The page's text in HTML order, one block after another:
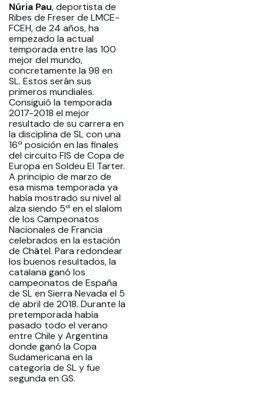
Núria Pau, deportista de
Ribes de Freser de LMCE-
FCEH, de 24 años, ha
empezado la actual
temporada entre las 100
mejor del mundo,
concretamente la 98 en
SL. Estos serán sus
primeros mundiales.
Consiguió la temporada
2017-2018 el mejor
resultado de su carrera en
la disciplina de SL con una
16ª posición en las finales
del circuito FIS de Copa de
Europa en Soldeu El Tarter.
A principio de marzo de
esa misma temporada ya
había mostrado su nivel al
alza siendo 5ª en el slalom
de los Campeonatos
Nacionales de Francia
celebrados en la estación
de Châtel. Para redondear
los buenos resultados, la
catalana ganó los
campeonatos de España
de SL en Sierra Nevada el 5
de abril de 2018. Durante la
pretemporada había
pasado todo el verano
entre Chile y Argentina
donde ganó la Copa
Sudamericana en la
categoría de SL y fue
segunda en GS.